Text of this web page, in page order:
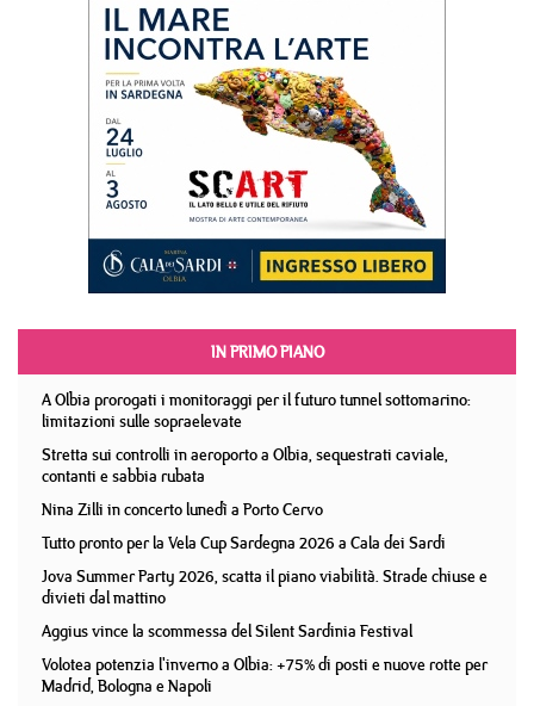
IN PRIMO PIANO
A Olbia prorogati i monitoraggi per il futuro tunnel sottomarino:
limitazioni sulle sopraelevate
Stretta sui controlli in aeroporto a Olbia, sequestrati caviale,
contanti e sabbia rubata
Nina Zilli in concerto lunedì a Porto Cervo
Tutto pronto per la Vela Cup Sardegna 2026 a Cala dei Sardi
Jova Summer Party 2026, scatta il piano viabilità. Strade chiuse e
divieti dal mattino
Aggius vince la scommessa del Silent Sardinia Festival
Volotea potenzia l'inverno a Olbia: +75% di posti e nuove rotte per
Madrid, Bologna e Napoli